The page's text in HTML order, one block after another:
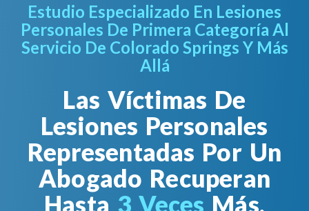
Estudio Especializado En Lesiones
Personales De Primera Categoría Al
Servicio De Colorado Springs Y Más
Allá
Las Víctimas De
Lesiones Personales
Representadas Por Un
Abogado Recuperan
Hasta 3 Veces Más.